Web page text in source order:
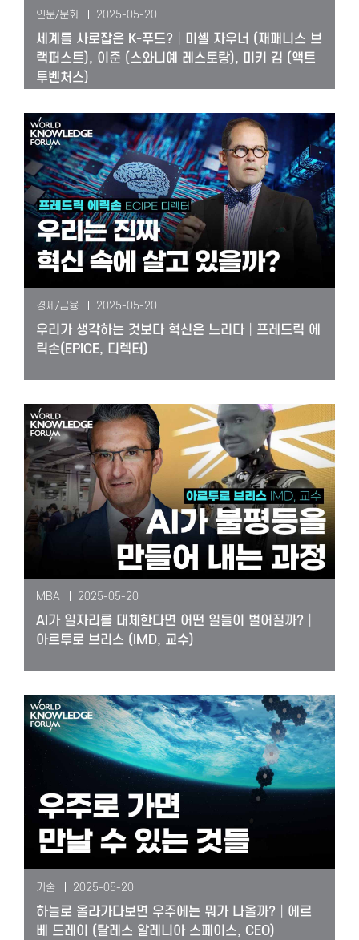
인문/문화 2025-05-20
세계를 사로잡은 K-푸드?│미셸 자우너 (재패니스 브
랙퍼스트), 이준 (스와니예 레스토랑), 미키 김 (액트
투벤처스)
경제/금융 2025-05-20
우리가 생각하는 것보다 혁신은 느리다│프레드릭 에
릭손(EPICE, 디렉터)
MBA 2025-05-20
AI가 일자리를 대체한다면 어떤 일들이 벌어질까?│
아르투로 브리스 (IMD, 교수)
기술 2025-05-20
하늘로 올라가다보면 우주에는 뭐가 나올까?│에르
베 드레이 (탈레스 알레니아 스페이스, CEO)